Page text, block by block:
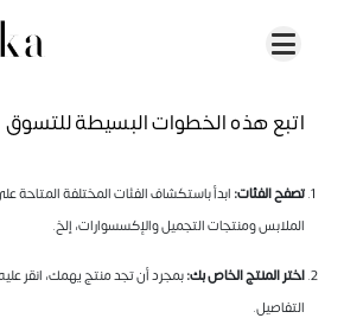
اتبع هذه الخطوات البسيطة للتسوق
تصفح الفئات:
الملابس ومنتجات التجميل والإكسسوارات، إلخ.
اختر المنتج الخاص بك:بمجرد أن تجد منتج يهمك، انقر
التفاصيل.